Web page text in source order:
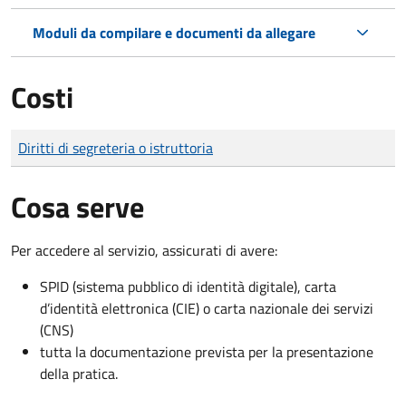
Moduli da compilare e documenti da allegare
Costi
Tipo di pagamento
Importo
Diritti di segreteria o istruttoria
Cosa serve
Per accedere al servizio, assicurati di avere:
SPID (sistema pubblico di identità digitale), carta
d’identità elettronica (CIE) o carta nazionale dei servizi
(CNS)
tutta la documentazione prevista per la presentazione
della pratica.